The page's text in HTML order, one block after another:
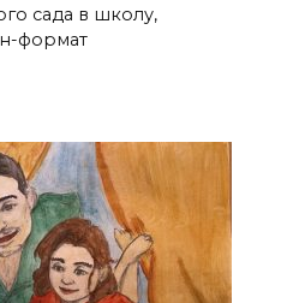
сада в школу,
формат